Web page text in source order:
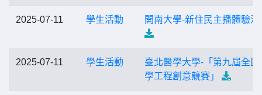
2025-07-11 學生活動 開南大學-新住民主播體驗活
2025-07-11 學生活動
臺北醫學大學-「第九屆全國
學工程創意競賽」